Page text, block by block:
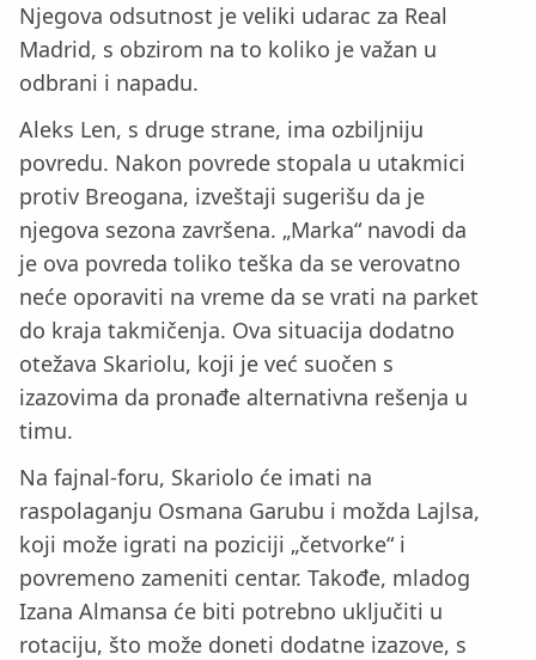
Njegova odsutnost je veliki udarac za Real
Madrid, s obzirom na to koliko je važan u
odbrani i napadu.
Aleks Len, s druge strane, ima ozbiljniju
povredu. Nakon povrede stopala u utakmici
protiv Breogana, izveštaji sugerišu da je
njegova sezona završena. „Marka“ navodi da
je ova povreda toliko teška da se verovatno
neće oporaviti na vreme da se vrati na parket
do kraja takmičenja. Ova situacija dodatno
otežava Skariolu, koji je već suočen s
izazovima da pronađe alternativna rešenja u
timu.
Na fajnal-foru, Skariolo će imati na
raspolaganju Osmana Garubu i možda Lajlsa,
koji može igrati na poziciji „četvorke“ i
povremeno zameniti centar. Takođe, mladog
Izana Almansa će biti potrebno uključiti u
rotaciju, što može doneti dodatne izazove, s